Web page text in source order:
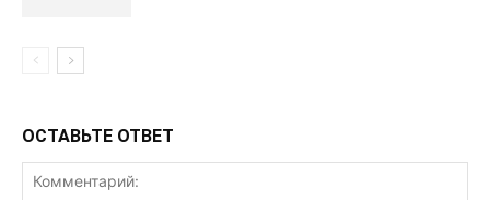
ОСТАВЬТЕ ОТВЕТ